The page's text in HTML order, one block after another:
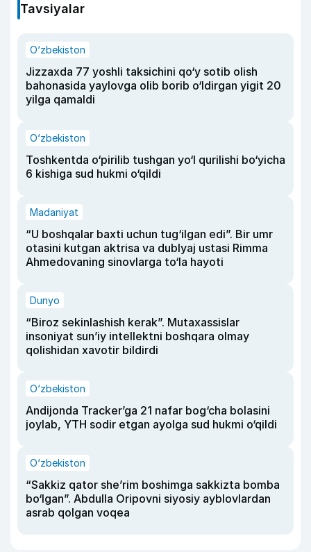
Tavsiyalar
O‘zbekiston
Jizzaxda 77 yoshli taksichini qo‘y sotib olish
bahonasida yaylovga olib borib o‘ldirgan yigit 20
yilga qamaldi
O‘zbekiston
Toshkentda o‘pirilib tushgan yo‘l qurilishi bo‘yicha
6 kishiga sud hukmi o‘qildi
Madaniyat
“U boshqalar baxti uchun tug‘ilgan edi”. Bir umr
otasini kutgan aktrisa va dublyaj ustasi Rimma
Ahmedovaning sinovlarga to‘la hayoti
Dunyo
“Biroz sekinlashish kerak”. Mutaxassislar
insoniyat sun’iy intellektni boshqara olmay
qolishidan xavotir bildirdi
O‘zbekiston
Andijonda Tracker’ga 21 nafar bog‘cha bolasini
joylab, YTH sodir etgan ayolga sud hukmi o‘qildi
O‘zbekiston
“Sakkiz qator she’rim boshimga sakkizta bomba
bo‘lgan”. Abdulla Oripovni siyosiy ayblovlardan
asrab qolgan voqea